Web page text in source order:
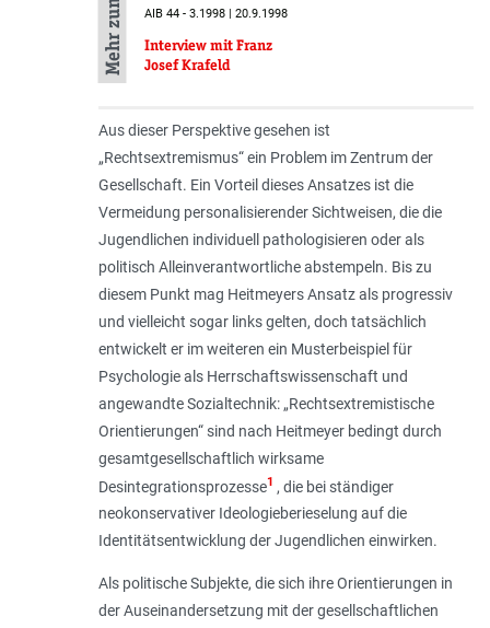
AIB 44 - 3.1998 | 20.9.1998
Interview mit Franz
Josef Krafeld
Aus dieser Perspektive gesehen ist
„Rechtsextremismus“ ein Problem im Zentrum der
Gesellschaft. Ein Vorteil dieses Ansatzes ist die
Vermeidung personalisierender Sichtweisen, die die
Jugendlichen individuell pathologisieren oder als
politisch Alleinverantwortliche abstempeln. Bis zu
diesem Punkt mag Heitmeyers Ansatz als progressiv
und vielleicht sogar links gelten, doch tatsächlich
entwickelt er im weiteren ein Musterbeispiel für
Psychologie als Herrschaftswissenschaft und
angewandte Sozialtechnik: „Rechtsextremistische
Orientierungen“ sind nach Heitmeyer bedingt durch
gesamtgesellschaftlich wirksame
Desintegrationsprozesse1 , die bei ständiger
neokonservativer Ideologieberieselung auf die
Identitätsentwicklung der Jugendlichen einwirken.
Als politische Subjekte, die sich ihre Orientierungen in
der Auseinandersetzung mit der gesellschaftlichen